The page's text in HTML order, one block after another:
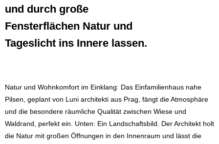
und durch große
Fensterflächen Natur und
Tageslicht ins Innere lassen.
Natur und Wohnkomfort im Einklang: Das Einfamilienhaus nahe
Pilsen, geplant von Luni architekti aus Prag, fängt die Atmosphäre
und die besondere räumliche Qualität zwischen Wiese und
Waldrand, perfekt ein. Unten: Ein Landschaftsbild. Der Architekt holt
die Natur mit großen Öffnungen in den Innenraum und lässt die